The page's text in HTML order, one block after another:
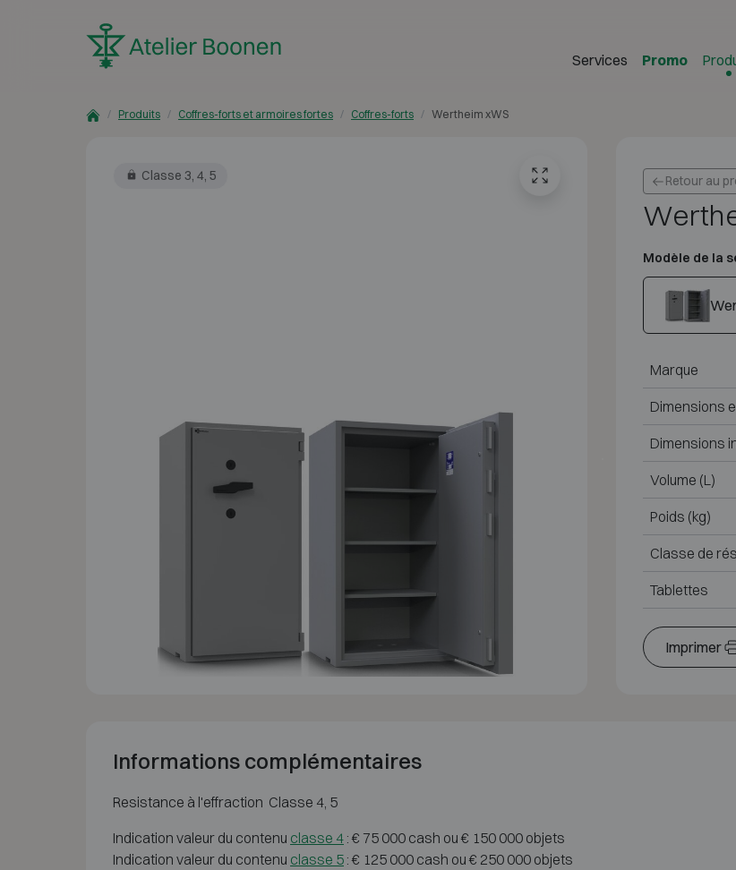
Services Promo
Produits Coffres-forts et armoires fortes Coffres-forts Wertheim xWS
Classe 3, 4, 5 Retour au
Modèle de la
Marque
Dimensions
Dimensions
Volume (L)
Poids (kg)
Classe de
Tablettes
Imprimer
Informations complémentaires
Resistance à l'effraction Classe 4, 5
Indication valeur du contenu classe 4 : € 75 000 cash ou € 150 000 objets
Indication valeur du contenu classe 5 : € 125 000 cash ou € 250 000 objets